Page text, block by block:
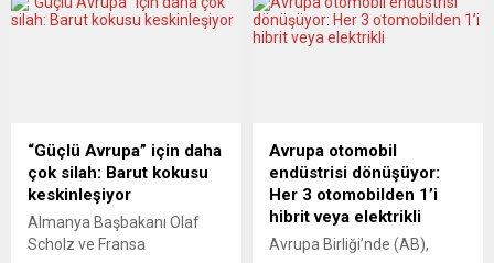
siyasi danışmanlar veya
yazdığı mektupta, yasa
önerisinin ayrıntılarına yer
verdi. Mektupta Johnson,
“kendi seçmenlerine karşı
görevlerini ihmal eden ve
başka çıkarlara...
2004’ten bu yana yapılan en
yüksek iltica talebi olarak
binden az başvurunun
yapıldığı Haziran 2004’ten...
“Güçlü Avrupa” için daha
çok silah: Barut kokusu
keskinleşiyor
Almanya Başbakanı Olaf
Scholz ve Fransa
Avrupa otomobil
endüstrisi dönüşüyor:
Her 3 otomobilden 1’i
hibrit veya elektrikli
Avrupa Birliği’nde (AB),